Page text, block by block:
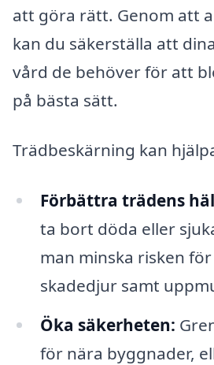
att göra rätt. Genom att
kan du säkerställa att
vård de behöver för att
på bästa sätt.
Trädbeskärning kan
Förbättra trädens
ta bort döda eller
man minska risken
skadedjur samt
Öka säkerheten:
för nära byggnader,